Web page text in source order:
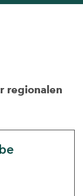
regionalen